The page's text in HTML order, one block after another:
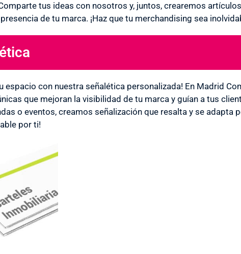
tus ideas con nosotros y, juntos, crearemos
de tu marca. ¡Haz que tu merchandising sea
espacio con nuestra señalética personalizada! En Madrid
que mejoran la visibilidad de tu marca y guían a tus
o eventos, creamos señalización que resalta y se adapta
por ti!